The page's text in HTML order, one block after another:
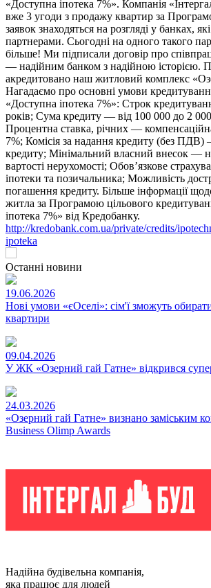
«Доступна іпотека 7%». Компанія
вже 3 угоди з продажу квартир за
заявок знаходяться на розгляді у банках,
партнерами. Сьогодні на одного такого
більше! Ми підписали договір про
— надійним банком з надійною історією.
акредитовано наш житловий комплекс
Нагадаємо про основні умови
«Доступна іпотека 7%»: Строк
років; Сума кредиту — від 100 000 до 2
Процентна ставка, річних —
7%; Комісія за надання кредиту (без ПДВ)
кредиту; Мінімальний власний внесок —
вартості нерухомості; Обов’язкове
іпотеки та позичальника; Можливість
погашення кредиту. Більше інформації
житла за Програмою цільового
іпотека 7%» від Кредобанку.
http://kredobank.com.ua/private/credits/
ipoteka
Останні новини
19.06.2026
Нові умови «єОселі»: сім'ї зможуть
квартири
09.04.2026
У ЖК «Озерний гай Гатне» відкрився
24.03.2026
«Озерний гай Гатне» визнано заміським
Business Olimp Awards
Надійна будівельна компанія,
яка працює для людей